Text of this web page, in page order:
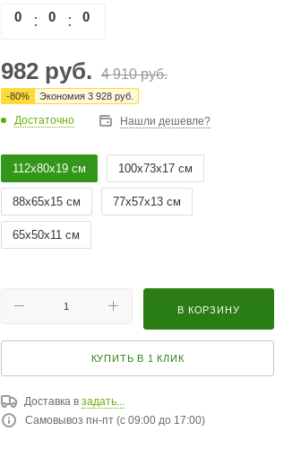
0 0 0
982 руб. 4 910руб.
-80% Экономия 3 928 руб.
Достаточно Нашли дешевле?
112х80х19 см 100х73х17 см
88х65х15 см 77х57х13 см
65х50х11 см
В КОРЗИНУ
КУПИТЬ В 1 КЛИК
Доставка в задать...
Самовывоз пн-пт (с 09:00 до 17:00)